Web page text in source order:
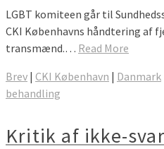
LGBT komiteen går til
CKI Københavns håndtering af
transmænd.… Read More
Brev | CKI København | Danmark
behandling
Kritik af ikke-